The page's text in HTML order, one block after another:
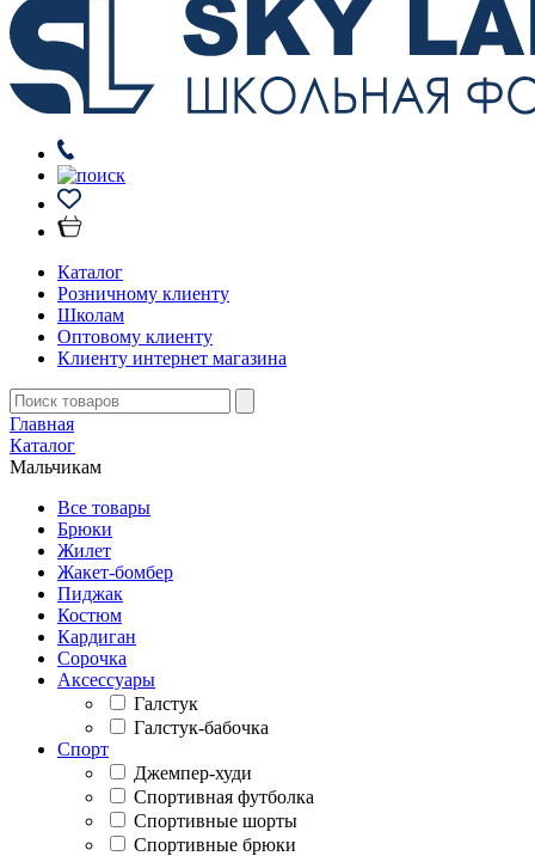
Каталог
Розничному клиенту
Школам
Оптовому клиенту
Клиенту интернет магазина
Главная
Каталог
Мальчикам
Все товары
Брюки
Жилет
Жакет-бомбер
Пиджак
Костюм
Кардиган
Сорочка
Аксессуары
Галстук
Галстук-бабочка
Спорт
Джемпер-худи
Спортивная футболка
Спортивные шорты
Спортивные брюки